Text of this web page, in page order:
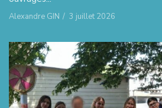
Alexandre GIN / 3 juillet 2026